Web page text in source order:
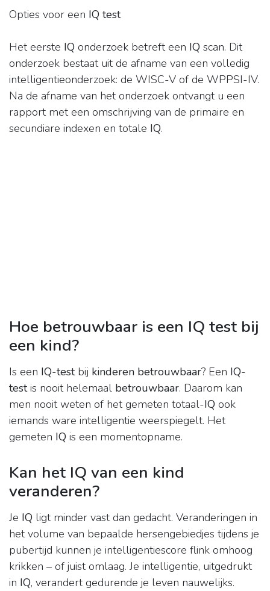
Opties voor een IQ test
Het eerste IQ onderzoek betreft een IQ scan. Dit
onderzoek bestaat uit de afname van een volledig
intelligentieonderzoek: de WISC-V of de WPPSI-IV.
Na de afname van het onderzoek ontvangt u een
rapport met een omschrijving van de primaire en
secundiare indexen en totale IQ.
Hoe betrouwbaar is een IQ test bij
een kind?
Is een IQ-testbij kinderen betrouwbaar? Een IQ-
testis nooit helemaal betrouwbaar. Daarom kan
men nooit weten of het gemeten totaal-IQ ook
iemands ware intelligentie weerspiegelt. Het
gemeten IQ is een momentopname.
Kan het IQ van een kind
veranderen?
Je IQ ligt minder vast dan gedacht. Veranderingen in
het volume van bepaalde hersengebiedjes tijdens je
pubertijd kunnen je intelligentiescore flink omhoog
krikken – of juist omlaag. Je intelligentie, uitgedrukt
in IQ, verandert gedurende je leven nauwelijks.